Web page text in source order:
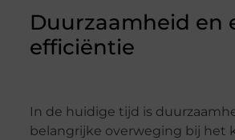
Duurzaamheid en
efficiëntie
In de huidige tijd is
belangrijke overweging bij het